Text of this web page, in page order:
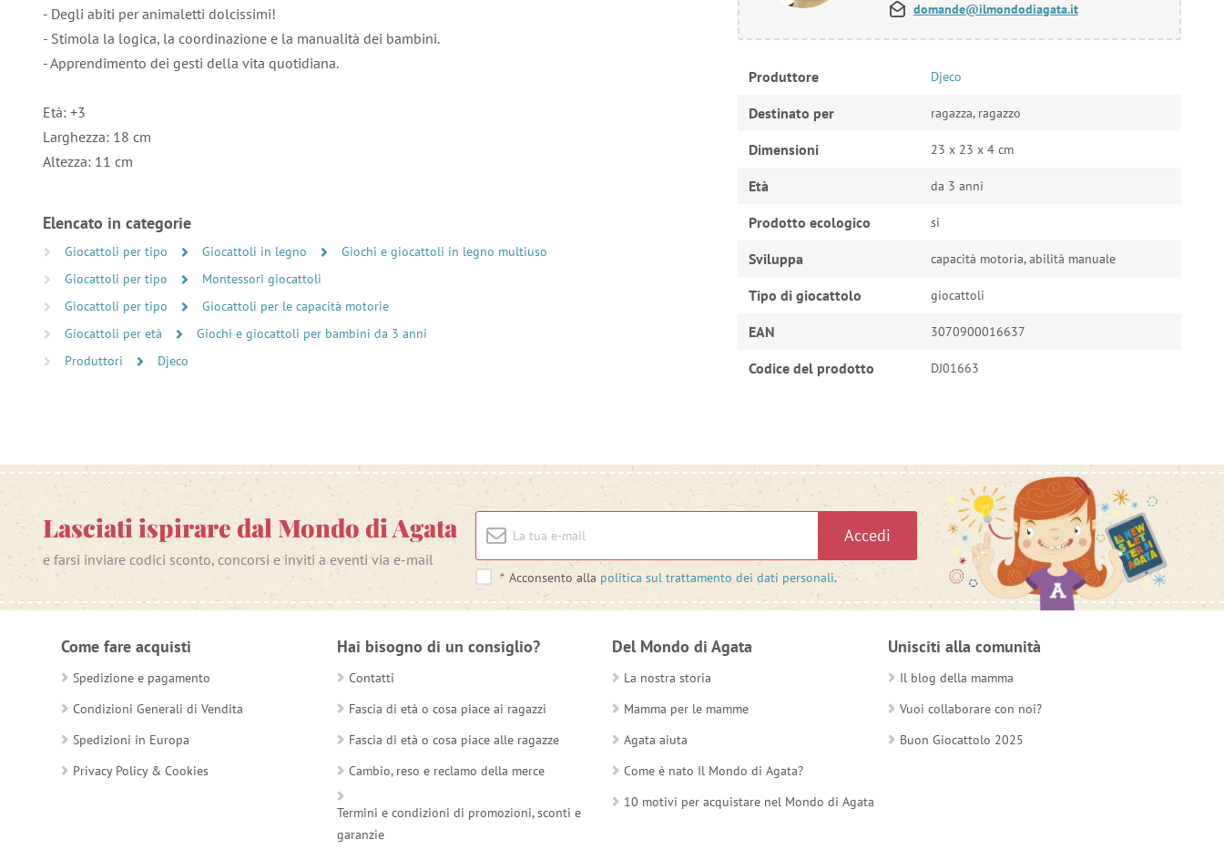
- Degli abiti per animaletti dolcissimi!
- Stimola la logica, la coordinazione e la manualità dei bambini.
- Apprendimento dei gesti della vita quotidiana.
Età: +3
Larghezza: 18 cm
Altezza: 11 cm
Elencato in categorie
Giocattoli per tipo Giocattoli in legno
Giochi e giocattoli in legno multiuso
Giocattoli per tipo
Montessori giocattoli
Giocattoli per tipo
Giocattoli per le capacità motorie
Giocattoli per età
Giochi e giocattoli per bambini da 3 anni
Produttori
Djeco
domande@ilmondodiagata.it
Produttore Djeco
Destinato per ragazza, ragazzo
Dimensioni 23 x 23 x 4 cm
Età da 3 anni
Prodotto ecologico si
Sviluppa capacità motoria, abilità manuale
Tipo di giocattolo giocattoli
EAN 3070900016637
Codice del prodotto DJ01663
Lasciati ispirare dal Mondo di Agata
e farsi inviare codici sconto, concorsi e inviti a eventi via e-mail
Accedi
* Acconsento alla politica sul trattamento dei dati personali.
Come fare acquisti
Spedizione e pagamento
Condizioni Generali di Vendita
Spedizioni in Europa
Privacy Policy & Cookies
Hai bisogno di un consiglio?
Contatti
Fascia di età o cosa piace ai ragazzi
Fascia di età o cosa piace alle ragazze
Cambio, reso e reclamo della merce
Termini e condizioni di promozioni, sconti e
garanzie
Del Mondo di Agata
La nostra storia
Mamma per le mamme
Agata aiuta
Come è nato Il Mondo di Agata?
10 motivi per acquistare nel Mondo di Agata
Unisciti alla comunità
Il blog della mamma
Vuoi collaborare con noi?
Buon Giocattolo 2025